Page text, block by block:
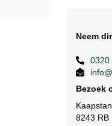
Neem
0320
Bezoek
8243 RB